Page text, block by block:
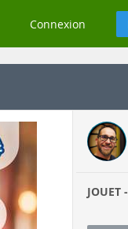
Connexion
JOUET